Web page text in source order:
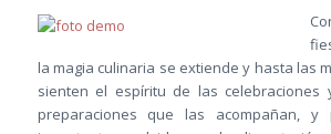
la magia culinaria se extiende y hasta las
sienten el espíritu de las celebraciones
preparaciones que las acompañan,